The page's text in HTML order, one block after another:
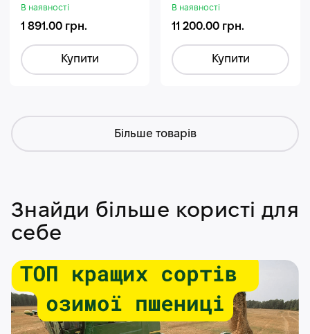
Гуміфос
В наявності
1 891.00 грн.
Купити
В наявності
11 200.00 грн.
Купити
Більше товарів
Знайди більше користі для
себе